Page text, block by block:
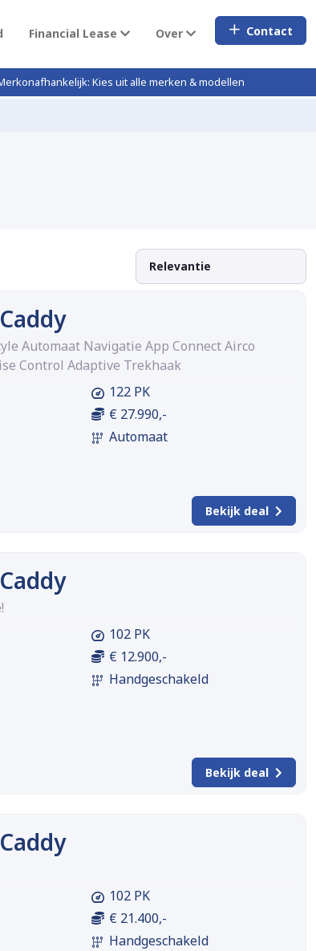
Financial Lease Over Contact
Kies uit alle merken & modellen
Automaat Navigatie App Connect Airco
Control Adaptive Trekhaak
122 PK
€ 27.990,-
Automaat
Bekijk deal
102 PK
€ 12.900,-
Handgeschakeld
Bekijk deal
102 PK
€ 21.400,-
Handgeschakeld